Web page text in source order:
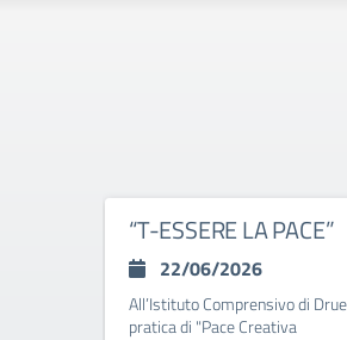
“T-ESSERE LA PACE”
22/06/2026
All’Istituto Comprensivo di
pratica di "Pace Creativa